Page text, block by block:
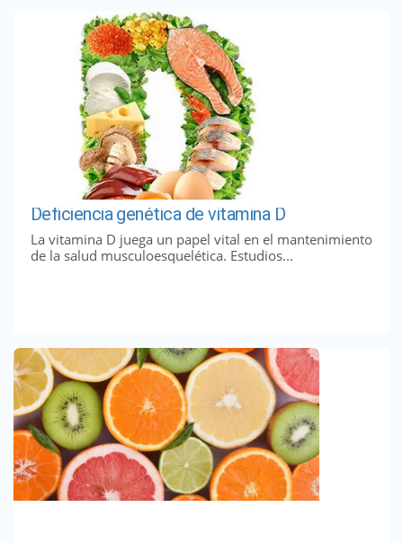
Deficiencia genética de vitamina D
La vitamina D juega un papel vital en el mantenimiento
de la salud musculoesquelética. Estudios...